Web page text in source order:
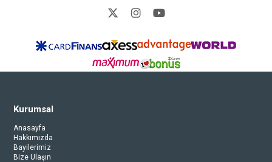
Kurumsal
Anasayfa
Hakkımızda
Bayilerimiz
Bize Ulaşın